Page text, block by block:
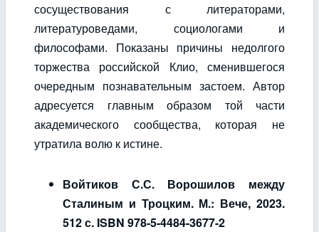
сосуществования с литераторами,
литературоведами, социологами и
философами. Показаны причины недолгого
торжества российской Клио, сменившегося
очередным познавательным застоем. Автор
адресуется главным образом той части
академического сообщества, которая не
утратила волю к истине.
Войтиков С.С. Ворошилов между
Сталиным и Троцким. М.: Вече, 2023.
512 с. ISBN 978-5-4484-3677-2